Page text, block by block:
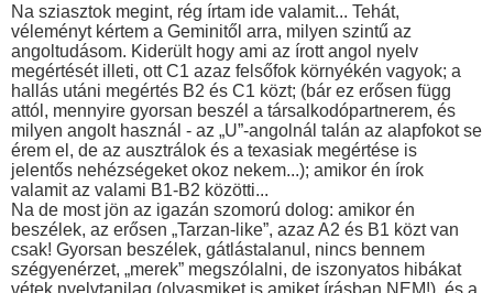
Na sziasztok megint, rég írtam ide valamit... Tehát,
véleményt kértem a Geminitől arra, milyen szintű az
angoltudásom. Kiderült hogy ami az írott angol nyelv
megértését illeti, ott C1 azaz felsőfok környékén vagyok; a
hallás utáni megértés B2 és C1 közt; (bár ez erősen függ
attól, mennyire gyorsan beszél a társalkodópartnerem, és
milyen angolt használ - az „U”-angolnál talán az alapfokot se
érem el, de az ausztrálok és a texasiak megértése is
jelentős nehézségeket okoz nekem...); amikor én írok
valamit az valami B1-B2 közötti...
Na de most jön az igazán szomorú dolog: amikor én
beszélek, az erősen „Tarzan-like”, azaz A2 és B1 közt van
csak! Gyorsan beszélek, gátlástalanul, nincs bennem
szégyenérzet, „merek” megszólalni, de iszonyatos hibákat
vétek nyelvtanilag (olyasmiket is amiket írásban NEM!), és a